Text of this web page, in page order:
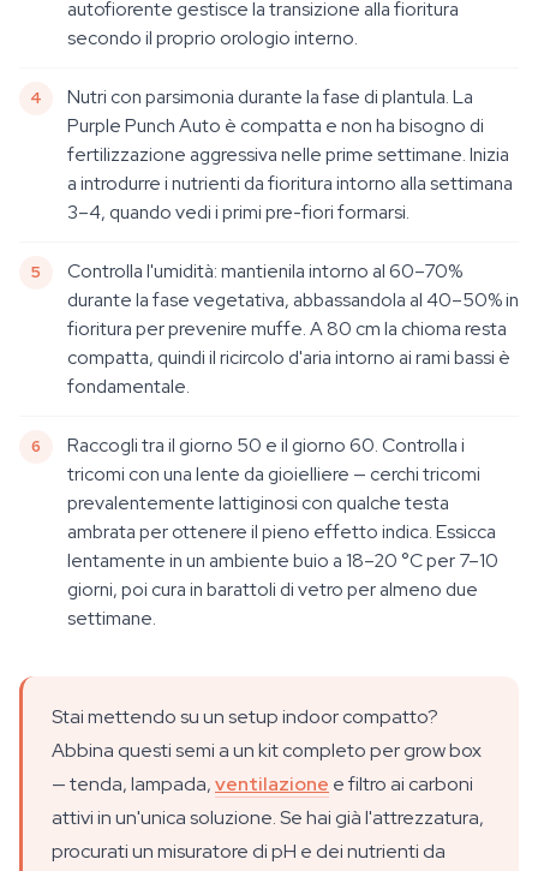
autofiorente gestisce la transizione alla fioritura
secondo il proprio orologio interno.
Nutri con parsimonia durante la fase di plantula. La
Purple Punch Auto è compatta e non ha bisogno di
fertilizzazione aggressiva nelle prime settimane. Inizia
a introdurre i nutrienti da fioritura intorno alla settimana
3–4, quando vedi i primi pre-fiori formarsi.
Controlla l'umidità: mantienila intorno al 60–70%
durante la fase vegetativa, abbassandola al 40–50% in
fioritura per prevenire muffe. A 80 cm la chioma resta
compatta, quindi il ricircolo d'aria intorno ai rami bassi è
fondamentale.
Raccogli tra il giorno 50 e il giorno 60. Controlla i
tricomi con una lente da gioielliere — cerchi tricomi
prevalentemente lattiginosi con qualche testa
ambrata per ottenere il pieno effetto indica. Essicca
lentamente in un ambiente buio a 18–20 °C per 7–10
giorni, poi cura in barattoli di vetro per almeno due
settimane.
Stai mettendo su un setup indoor compatto?
Abbina questi semi a un kit completo per grow box
— tenda, lampada,ventilazione e filtro ai carboni
attivi in un'unica soluzione. Se hai già l'attrezzatura,
procurati un misuratore di pH e dei nutrienti da